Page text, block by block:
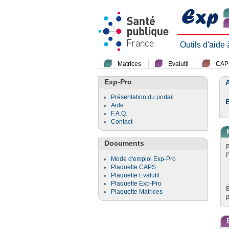
Outils d'aide
Matrices Evalutil
Exp-Pro
Présentation du portail
Aide
F.A.Q.
Contact
Documents
Mode d'emploi Exp-Pro
Plaquette CAPS
Plaquette Evalutil
Plaquette Exp-Pro
Plaquette Matrices